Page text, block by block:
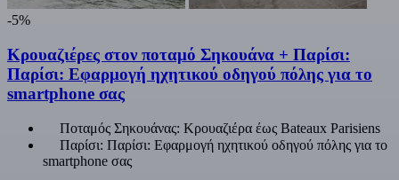
-5%
Κρουαζιέρες στον ποταμό Σηκουάνα + Παρίσι:
Παρίσι: Εφαρμογή ηχητικού οδηγού πόλης για το
smartphone σας
Ποταμός Σηκουάνας: Κρουαζιέρα έως Bateaux Parisiens
Παρίσι: Παρίσι: Εφαρμογή ηχητικού οδηγού πόλης για το
smartphone σας